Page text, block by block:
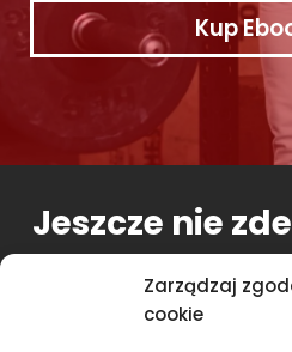
Zarządzaj
cookie
Kup
Jeszcze nie
Sprawdź